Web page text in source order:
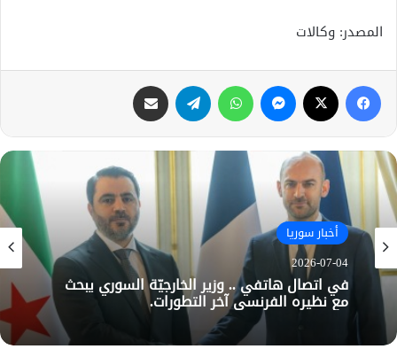
المصدر: وكالات
فيسبوك ماسنجر واتساب تيلقرام
أخبار سوريا
2026-07-04
في اتصال هاتفي .. وزير الخارجيّة السوري يبحث
مع نظيره الفرنسي آخر التطورات.